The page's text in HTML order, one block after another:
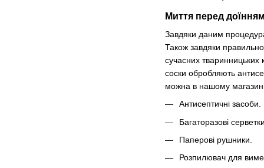
Миття перед
Завдяки даним
Також завдяки
сучасних тваринницьких
соски обробляють
можна в нашому
Антисептичні засоби.
Багаторазові
Паперові рушники.
Розпилювач для